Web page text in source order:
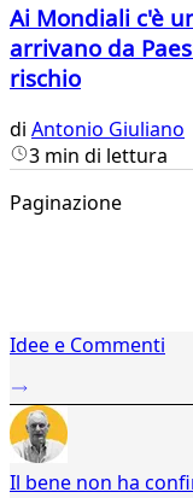
Ai Mondiali c'è
arrivano da
rischio
di Antonio Giuliano
3 min di lettura
Paginazione
2
4
5
6
7
Idee e Commenti
Il bene non ha